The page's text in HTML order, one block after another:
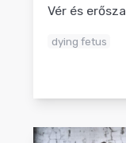
Vér és
dying fetus